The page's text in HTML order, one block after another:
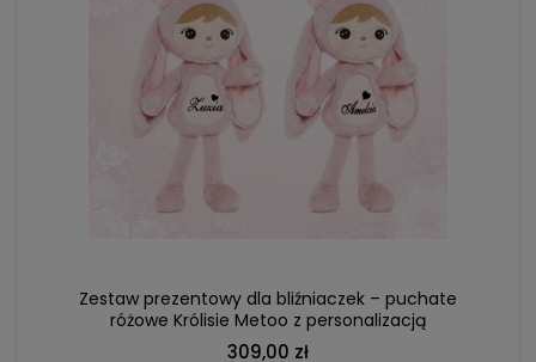
Zestaw prezentowy dla bliźniaczek – puchate
różowe Królisie Metoo z personalizacją
309,00 zł